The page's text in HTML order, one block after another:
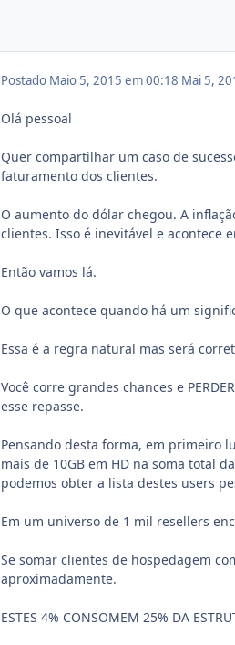
Postado Maio 5, 2015 em 00:18 Mai 5,
Olá pessoal
Quer compartilhar um caso de
faturamento dos clientes.
O aumento do dólar chegou. A
clientes. Isso é inevitável e acontece
Então vamos lá.
O que acontece quando há um
Essa é a regra natural mas será
Você corre grandes chances e
esse repasse.
Pensando desta forma, em primeiro
mais de 10GB em HD na soma total
podemos obter a lista destes users
Em um universo de 1 mil resellers
Se somar clientes de hospedagem
aproximadamente.
ESTES 4% CONSOMEM 25% DA